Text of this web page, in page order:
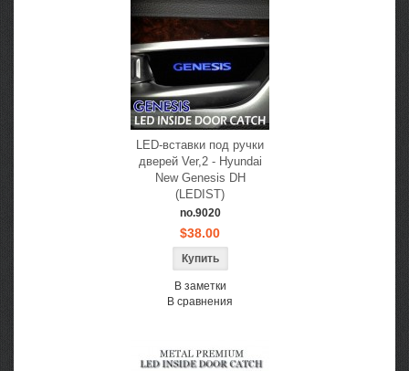
LED-вставки под ручки
дверей Ver,2 - Hyundai
New Genesis DH
(LEDIST)
no.9020
$38.00
В заметки
В сравнения